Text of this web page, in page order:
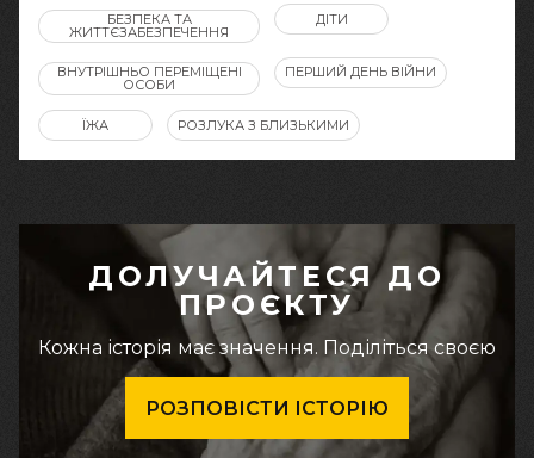
БЕЗПЕКА ТА
ЖИТТЄЗАБЕЗПЕЧЕННЯ
ДІТИ
ВНУТРІШНЬО ПЕРЕМІЩЕНІ
ОСОБИ
ПЕРШИЙ ДЕНЬ ВІЙНИ
ЇЖА РОЗЛУКА З БЛИЗЬКИМИ
ДОЛУЧАЙТЕСЯ ДО
ПРОЄКТУ
Кожна історія має значення. Поділіться своєю
РОЗПОВІСТИ ІСТОРІЮ